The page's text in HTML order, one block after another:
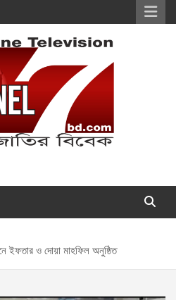
–
ইফতার ও দোয়া মাহফিল অনুষ্ঠিত